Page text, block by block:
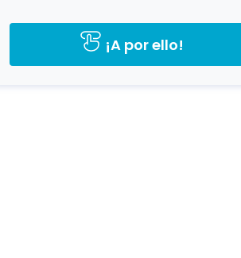
aplicaciones de mensajería
instantánea, con el fin de ofrecerle
información del programa formativo
¡A por ello!